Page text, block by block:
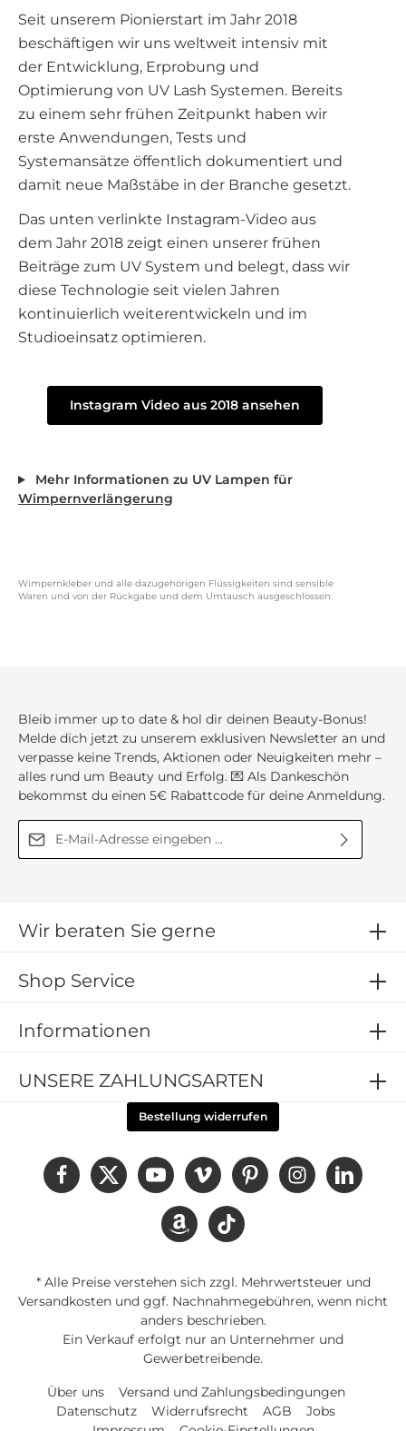
Seit unserem Pionierstart im Jahr 2018
beschäftigen wir uns weltweit intensiv mit
der Entwicklung, Erprobung und
Optimierung von UV Lash Systemen. Bereits
zu einem sehr frühen Zeitpunkt haben wir
erste Anwendungen, Tests und
Systemansätze öffentlich dokumentiert und
damit neue Maßstäbe in der Branche gesetzt.
Das unten verlinkte Instagram-Video aus
dem Jahr 2018 zeigt einen unserer frühen
Beiträge zum UV System und belegt, dass wir
diese Technologie seit vielen Jahren
kontinuierlich weiterentwickeln und im
Studioeinsatz optimieren.
Instagram Video aus 2018 ansehen
Mehr Informationen zu UV Lampen für
Wimpernverlängerung
Wimpernkleber und alle dazugehörigen Flüssigkeiten sind sensible
Waren und von der Rückgabe und dem Umtausch ausgeschlossen.
Bleib immer up to date & hol dir deinen Beauty-Bonus!
Melde dich jetzt zu unserem exklusiven Newsletter an und
verpasse keine Trends, Aktionen oder Neuigkeiten mehr –
alles rund um Beauty und Erfolg. 💌 Als Dankeschön
bekommst du einen 5€ Rabattcode für deine Anmeldung.
E-Mail-Adresse*
Wir beraten Sie gerne
Shop Service
Informationen
UNSERE ZAHLUNGSARTEN
Bestellung widerrufen
* Alle Preise verstehen sich zzgl. Mehrwertsteuer und
Versandkosten und ggf. Nachnahmegebühren, wenn nicht
anders beschrieben.
Ein Verkauf erfolgt nur an Unternehmer und
Gewerbetreibende.
Über uns
Versand und Zahlungsbedingungen
Datenschutz
Widerrufsrecht AGB
Jobs